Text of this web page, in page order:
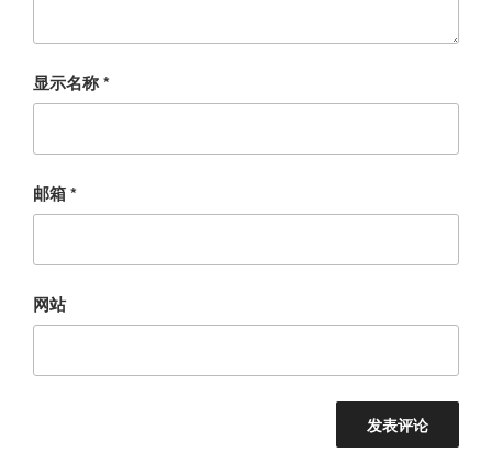
显示名称*
邮箱*
网站